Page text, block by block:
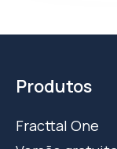
Produtos
Fracttal One